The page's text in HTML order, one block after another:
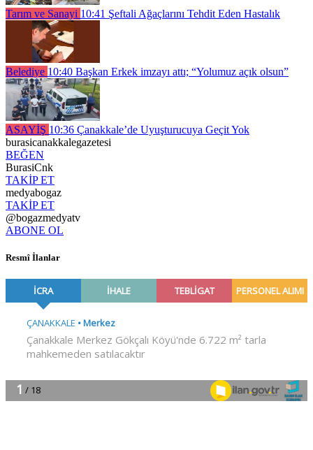
Tarım ve Sanayi 10:41 Şeftali Ağaçlarını Tehdit Eden Hastalık
Belediye 10:40 Başkan Erkek imzayı attı; “Yolumuz açık olsun”
ASAYİŞ 10:36 Çanakkale’de Uyuşturucuya Geçit Yok
burasicanakkalegazetesi
BEĞEN
BurasiCnk
TAKİP ET
medyabogaz
TAKİP ET
@bogazmedyatv
ABONE OL
Resmî İlanlar